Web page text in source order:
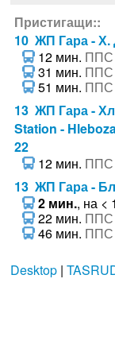
Пристигащи::
10 ЖП Гара - Х.
12 мин. ППС
31 мин. ППС
51 мин. ППС
13 ЖП Гара -
Station -
22
12 мин. ППС
13 ЖП Гара -
2 мин., на <
22 мин. ППС
46 мин. ППС
Desktop|